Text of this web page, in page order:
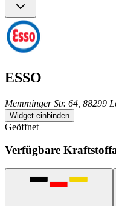
ESSO
Memminger Str. 64, 88299
Widget einbinden
Geöffnet
Verfügbare